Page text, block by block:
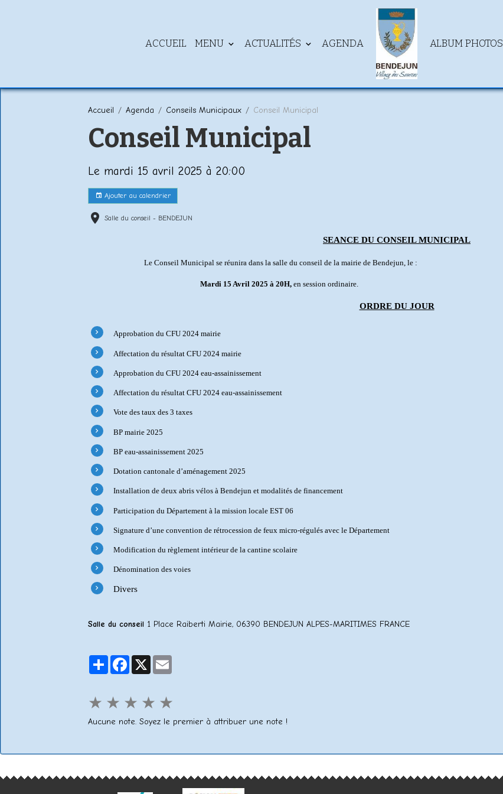
ACCUEIL MENU ACTUALITÉS AGENDA ALBUM PHOTOS
Accueil Agenda Conseils Municipaux Conseil Municipal
Conseil Municipal
Le mardi 15 avril 2025 à 20:00
Ajouter au calendrier
Salle du conseil - BENDEJUN
SEANCE DU CONSEIL MUNICIPAL
Le Conseil Municipal se réunira dans la salle du conseil de la mairie de Bendejun, le :
Mardi 15 Avril 2025 à 20H, en session ordinaire.
ORDRE DU JOUR
Approbation du CFU 2024 mairie
Affectation du résultat CFU 2024 mairie
Approbation du CFU 2024 eau-assainissement
Affectation du résultat CFU 2024 eau-assainissement
Vote des taux des 3 taxes
BP mairie 2025
BP eau-assainissement 2025
Dotation cantonale d’aménagement 2025
Installation de deux abris vélos à Bendejun et modalités de financement
Participation du Département à la mission locale EST 06
Signature d’une convention de rétrocession de feux micro-régulés avec le Département
Modification du règlement intérieur de la cantine scolaire
Dénomination des voies
Divers
Salle du conseil 1 Place Raiberti Mairie, 06390 BENDEJUN ALPES-MARITIMES FRANCE
PartagerFacebook
X
★ ★ ★ ★ ★
Aucune note. Soyez le premier à attribuer une note !